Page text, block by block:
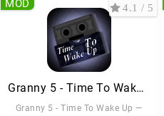
Granny 5 - Time To Wake Up
Granny 5 - Time To Wake Up —
4.1 / 5
MOD